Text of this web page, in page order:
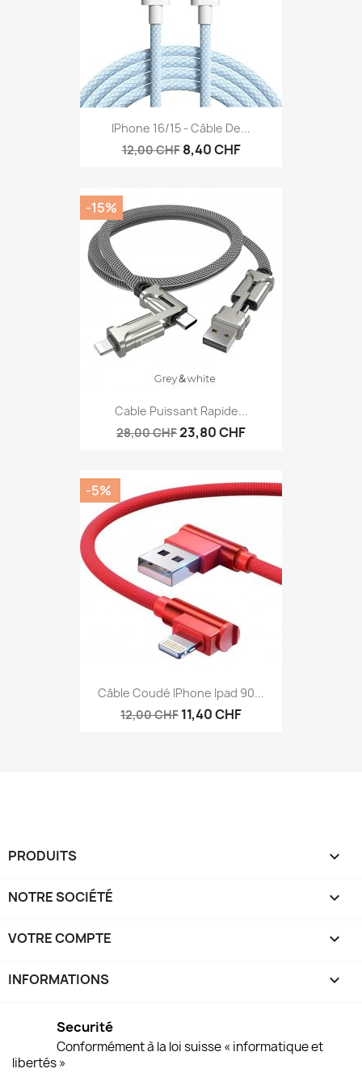
IPhone 16/15 - Câble De...
12,00 CHF 8,40 CHF
Cable Puissant Rapide...
28,00 CHF23,80 CHF
-15%
Câble Coudé IPhone Ipad 90...
12,00 CHF 11,40 CHF
-5%
PRODUITS 
NOTRE SOCIÉTÉ 
VOTRE COMPTE 
INFORMATIONS keyboard_arrow_down
Securité
Conformément à la loi suisse « informatique et
libertés »